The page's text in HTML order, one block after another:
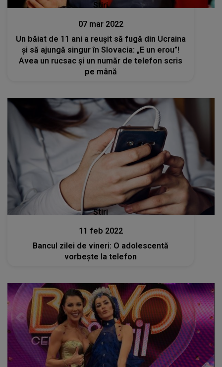
Stiri
07 mar 2022
Un băiat de 11 ani a reușit să fugă din Ucraina
și să ajungă singur în Slovacia: „E un erou”!
Avea un rucsac și un număr de telefon scris
pe mână
Stiri
11 feb 2022
Bancul zilei de vineri: O adolescentă
vorbește la telefon